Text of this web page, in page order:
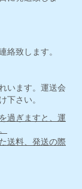
絡致します。
います。運送会
下さい。
過ぎますと、運
送料、発送の際